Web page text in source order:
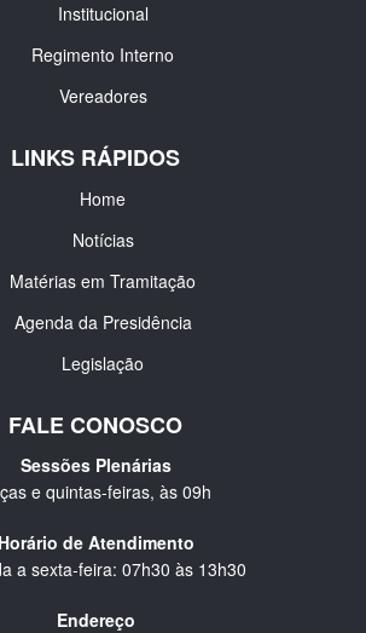
Institucional
Regimento Interno
Vereadores
LINKS RÁPIDOS
Home
Notícias
Matérias em Tramitação
Agenda da Presidência
Legislação
FALE CONOSCO
Sessões Plenárias
e quintas-feiras, às 09h
Horário de Atendimento
a sexta-feira: 07h30 às 13h30
Endereço